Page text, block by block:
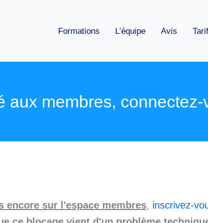
Formations L’équipe Avis
aux membres,
encore sur l'espace membres, inscrivez-